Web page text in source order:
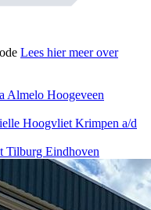
Lees hier meer over
Almelo Hoogeveen
Hoogvliet Krimpen a/d
Tilburg Eindhoven